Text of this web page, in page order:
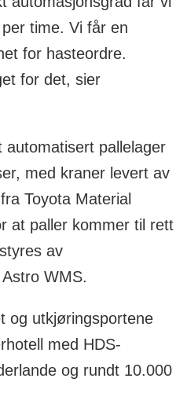
time. Vi får en
for hasteordre.
for det, sier
pallelager
med kraner levert av
Toyota Material
at paller kommer til rett
av
WMS.
og utkjøringsportene
med HDS-
og rundt 10.000